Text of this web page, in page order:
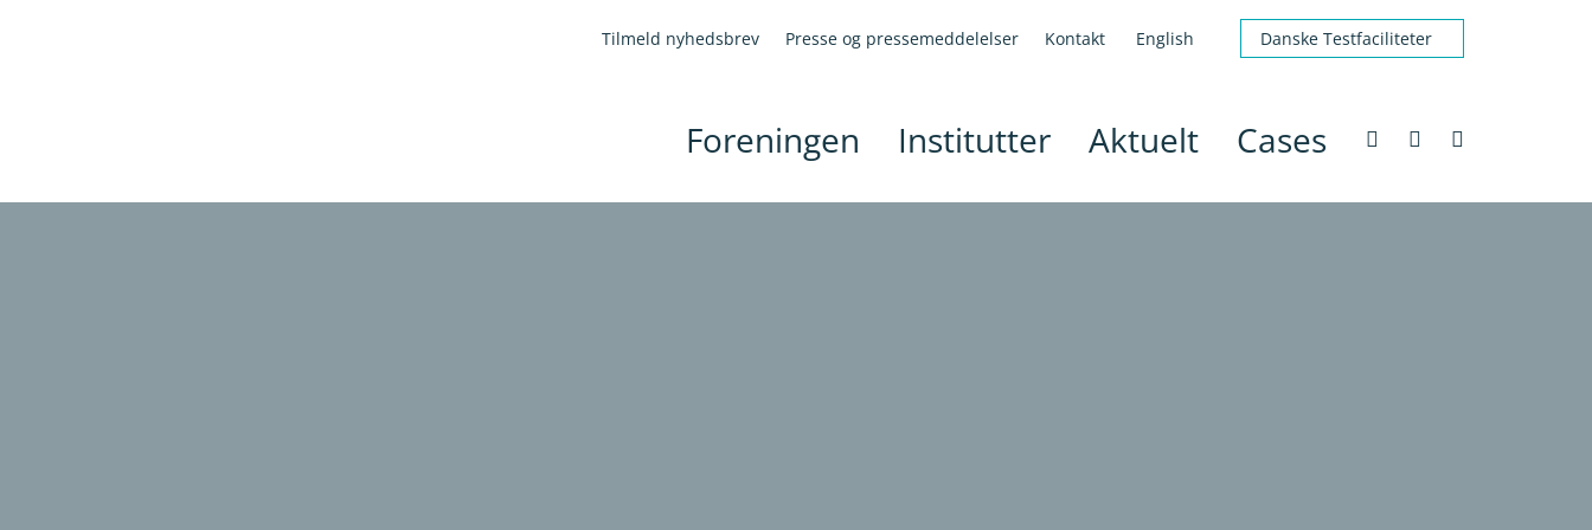
Tilmeld nyhedsbrev Presse og pressemeddelelser Kontakt English Danske Testfaciliteter
Foreningen Institutter Aktuelt Cases